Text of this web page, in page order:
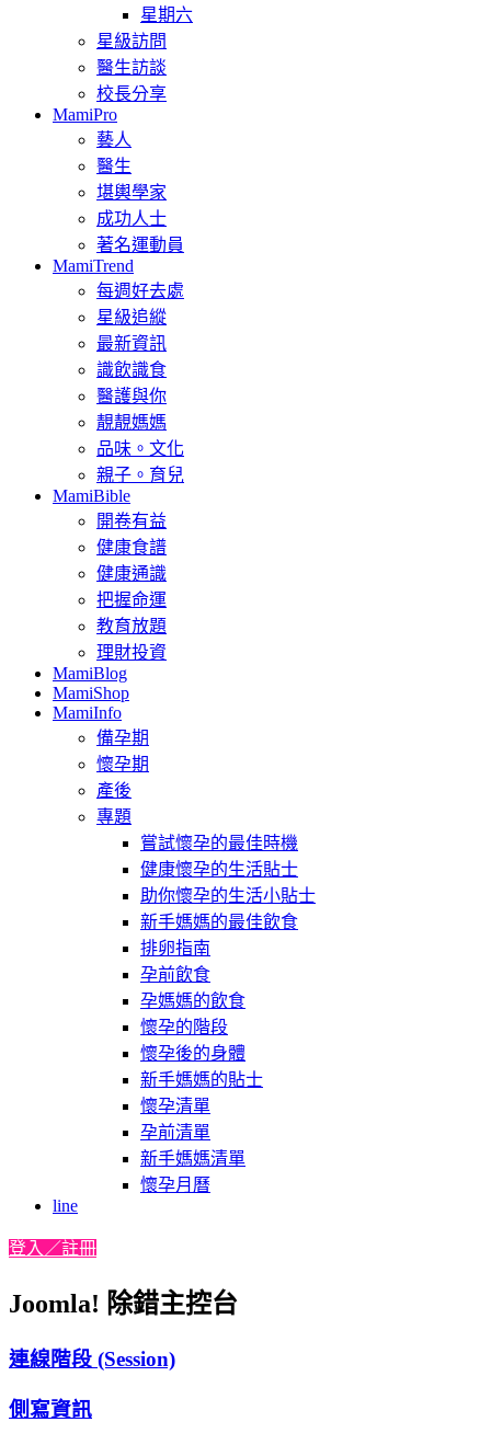
星期六
星級訪問
醫生訪談
校長分享
MamiPro
藝人
醫生
堪輿學家
成功人士
著名運動員
MamiTrend
每週好去處
星級追縱
最新資訊
識飲識食
醫護與你
靚靚媽媽
品味。文化
親子。育兒
MamiBible
開卷有益
健康食譜
健康通識
把握命運
教育放題
理財投資
MamiBlog
MamiShop
MamiInfo
備孕期
懷孕期
產後
專題
嘗試懷孕的最佳時機
健康懷孕的生活貼士
助你懷孕的生活小貼士
新手媽媽的最佳飲食
排卵指南
孕前飲食
孕媽媽的飲食
懷孕的階段
懷孕後的身體
新手媽媽的貼士
懷孕清單
孕前清單
新手媽媽清單
懷孕月曆
line
登入／註冊
Joomla! 除錯主控台
連線階段 (Session)
側寫資訊